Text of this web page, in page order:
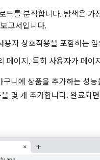
드를 분석합니다. 탐색은
고서입니다.
용자 상호작용을 포함하는
페이지, 특히 사용자가 페이
구니에 상품을 추가하는 성
몇 개 추가합니다. 완료되면